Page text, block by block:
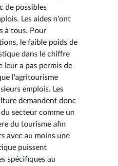
de possibles
Les aides n'ont
à tous. Pour
le faible poids de
dans le chiffre
leur a pas permis de
l'agritourisme
emplois. Les
demandent donc
secteur comme un
du tourisme afin
avec au moins une
puissent
spécifiques au